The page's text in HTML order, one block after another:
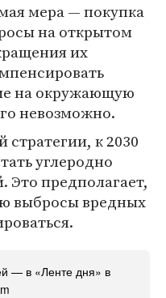
мера — покупка
на открытом
их
на окружающую
невозможно.
стратегии, к 2030
углеродно
Это предполагает,
выбросы вредных
— в «Ленте дня» в